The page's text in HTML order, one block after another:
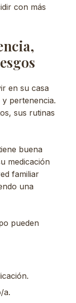
con más
en su casa
pertenencia.
sus rutinas
buena
medicación
familiar
una
pueden
a.